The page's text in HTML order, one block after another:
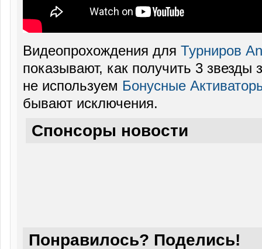
Видеопрохождения для Турниров
показывают, как получить 3
не используем Бонусные
бывают исключения.
Спонсоры новости
Понравилось? Поделись!